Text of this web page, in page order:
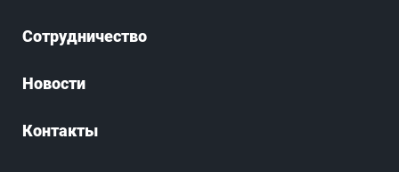
Сотрудничество
Новости
Контакты